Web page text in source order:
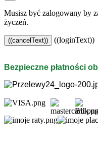
Musisz być zalogowany by
życzeń.
((cancelText)) ((loginText))
Bezpieczne płatności